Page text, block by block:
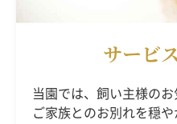
サービ
当園では、飼い主様の
ご家族とのお別れを穏や